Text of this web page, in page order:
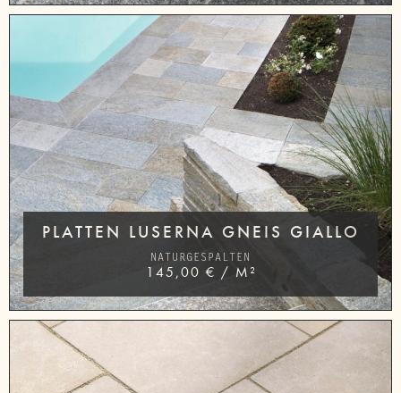
PLATTEN LUSERNA GNEIS GIALLO
NATURGESPALTEN
145,00€ / M²